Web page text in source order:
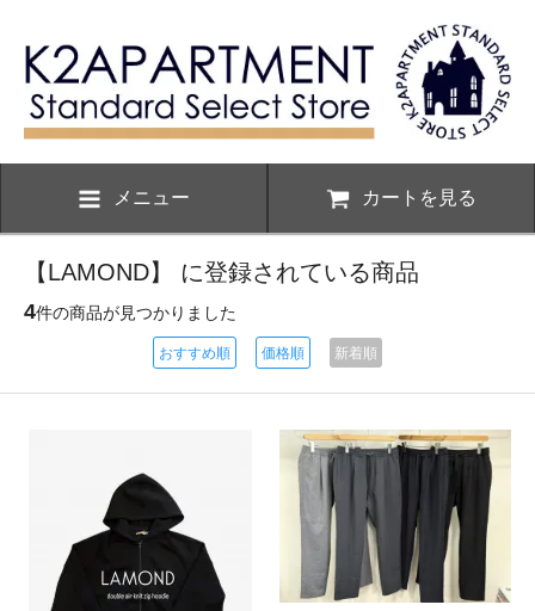
メニュー カートを見る
【LAMOND】 に登録されている商品
4件の商品が見つかりました
おすすめ順 価格順 新着順